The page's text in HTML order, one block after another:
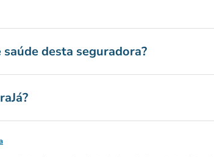
desta seguradora?